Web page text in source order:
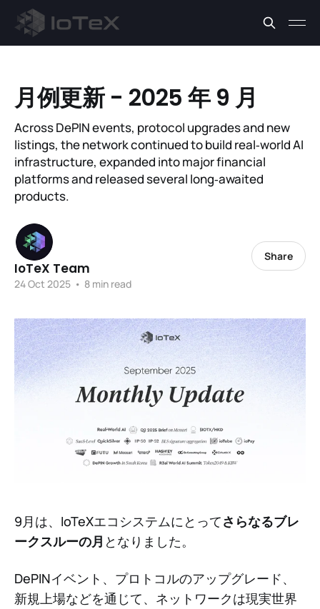
月例更新 - 2025 年 9 月
Across DePIN events, protocol upgrades and new
listings, the network continued to build real‑world AI
infrastructure, expanded into major financial
platforms and released several long‑awaited
products.
IoTeX Team
24 Oct 2025 • 8 min read
Share
9月は、IoTeXエコシステムにとってさらなるブレ
ークスルーの月 となりました。
DePINイベント、プロトコルのアップグレード、
新規上場などを通じて、ネットワークは現実世界